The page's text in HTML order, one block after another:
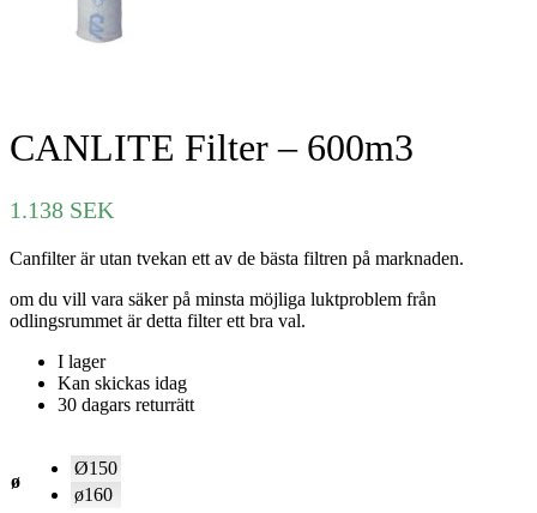
CANLITE Filter – 600m3
1.138 SEK
Canfilter är utan tvekan ett av de bästa filtren på marknaden.
om du vill vara säker på minsta möjliga luktproblem från
odlingsrummet är detta filter ett bra val.
I lager
Kan skickas idag
30 dagars returrätt
ø
Ø150
ø160